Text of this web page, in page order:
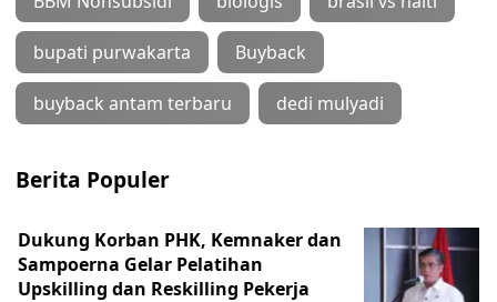
bupati purwakarta Buyback
buyback antam terbaru dedi mulyadi
Berita Populer
Dukung Korban PHK, Kemnaker dan
Sampoerna Gelar Pelatihan
Upskilling dan Reskilling Pekerja